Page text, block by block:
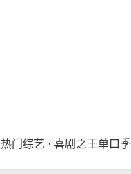
热门综艺 · 喜剧之王单口季